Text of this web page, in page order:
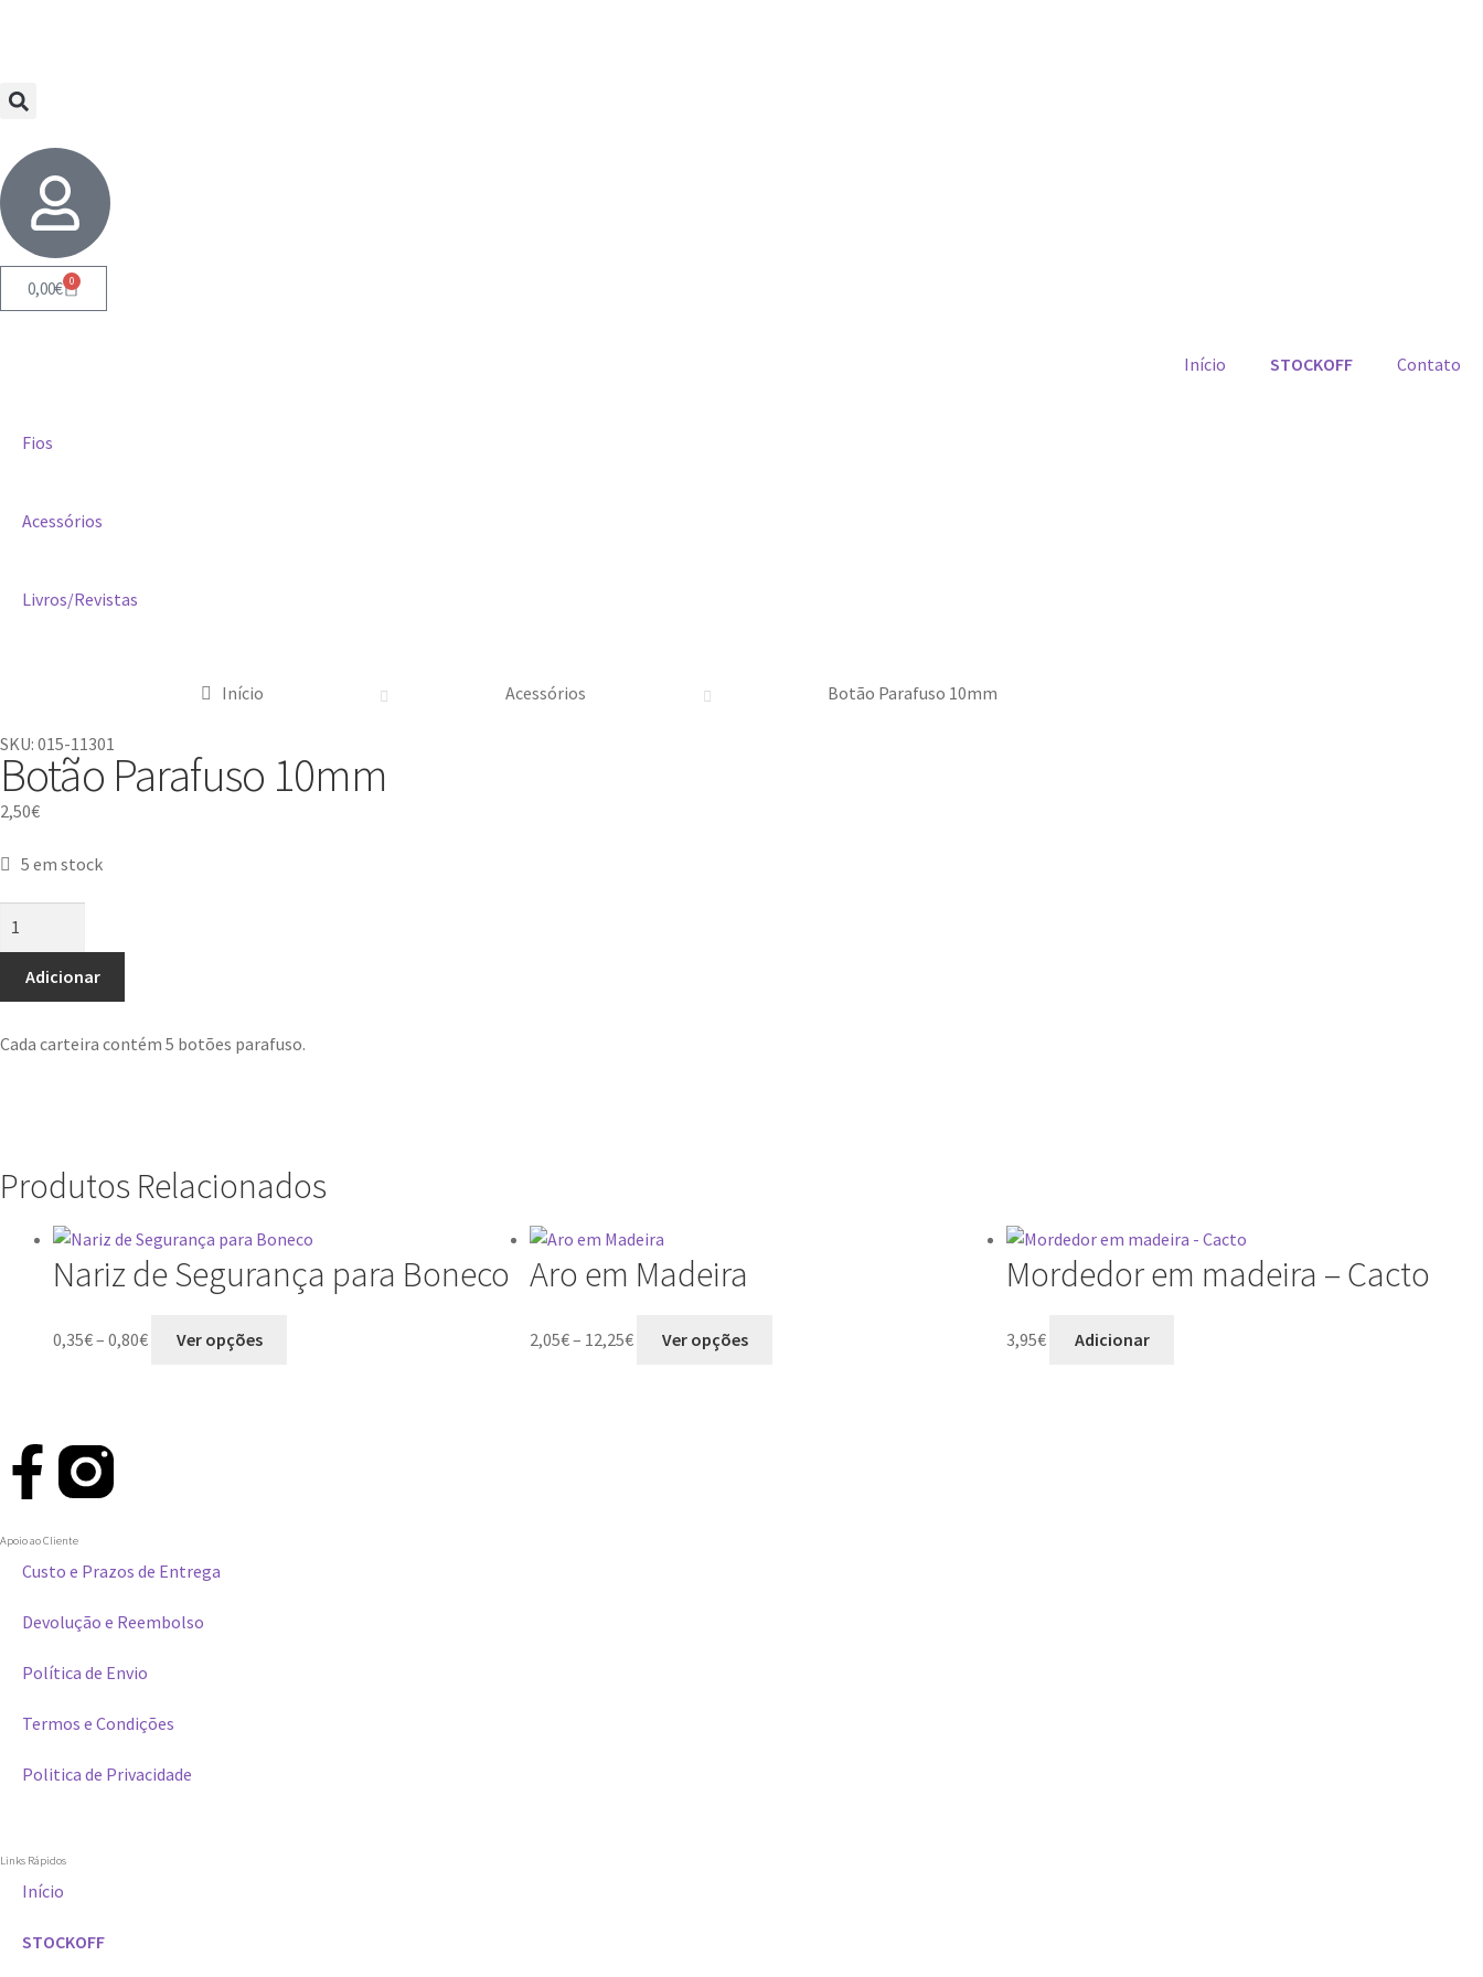
0,00€ 0
Início STOCKOFF Contato
Fios
Acessórios
Livros/Revistas
Início Acessórios Botão Parafuso 10mm
SKU: 015-11301
Botão Parafuso 10mm
2,50€
5 em stock
Adicionar
Cada carteira contém 5 botões parafuso.
Produtos Relacionados
Nariz de Segurança para Boneco
0,35€– 0,80€ Ver opções
Aro em Madeira
2,05€– 12,25€ Ver opções
Mordedor em madeira – Cacto
3,95€ Adicionar
Apoio ao Cliente
Custo e Prazos de Entrega
Devolução e Reembolso
Política de Envio
Termos e Condições
Politica de Privacidade
Links Rápidos
Início
STOCKOFF